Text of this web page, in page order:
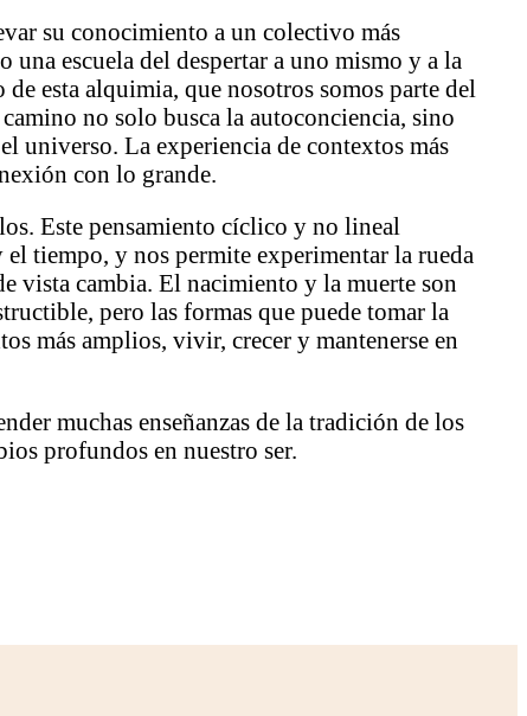
su conocimiento a un colectivo más
una escuela del despertar a uno mismo y a la
esta alquimia, que nosotros somos parte del
no solo busca la autoconciencia, sino
universo. La experiencia de contextos más
con lo grande.
Este pensamiento cíclico y no lineal
tiempo, y nos permite experimentar la rueda
vista cambia. El nacimiento y la muerte son
pero las formas que puede tomar la
más amplios, vivir, crecer y mantenerse en
muchas enseñanzas de la tradición de los
profundos en nuestro ser.